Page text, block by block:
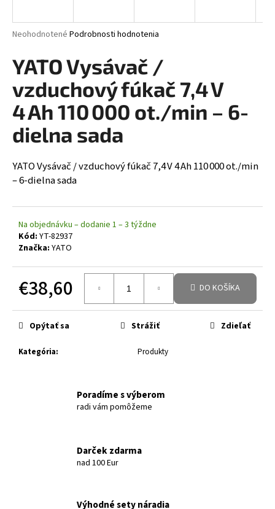
Priemerné hodnotenie produktu je 0,0 z 5 hviezdičiek.
Neohodnotené Podrobnosti hodnotenia
YATO Vysávač /
vzduchový fúkač 7,4 V
4 Ah 110 000 ot./min – 6-
dielna sada
YATO Vysávač / vzduchový fúkač 7,4 V 4 Ah 110 000 ot./min
– 6-dielna sada
Na objednávku – dodanie 1 – 3 týždne
Kód: YT-82937
Značka: YATO
€38,60 DO KOŠÍKA
Kategória: Produkty
Opýtať sa Strážiť Zdieľať
Poradíme s výberom
radi vám pomôžeme
Darček zdarma
nad 100 Eur
Výhodné sety náradia
j
ť
?
HĽADAŤ